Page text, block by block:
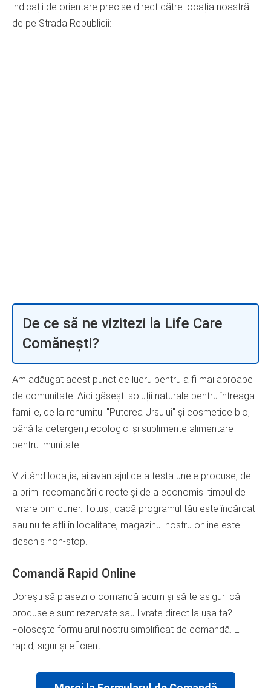
indicații de orientare precise direct către locația noastră
de pe Strada Republicii:
De ce să ne vizitezi la Life Care
Comănești?
Am adăugat acest punct de lucru pentru a fi mai aproape
de comunitate. Aici găsești soluții naturale pentru întreaga
familie, de la renumitul "Puterea Ursului" și cosmetice bio,
până la detergenți ecologici și suplimente alimentare
pentru imunitate.
Vizitând locația, ai avantajul de a testa unele produse, de
a primi recomandări directe și de a economisi timpul de
livrare prin curier. Totuși, dacă programul tău este încărcat
sau nu te afli în localitate, magazinul nostru online este
deschis non-stop.
Comandă Rapid Online
Dorești să plasezi o comandă acum și să te asiguri că
produsele sunt rezervate sau livrate direct la ușa ta?
Folosește formularul nostru simplificat de comandă. E
rapid, sigur și eficient.